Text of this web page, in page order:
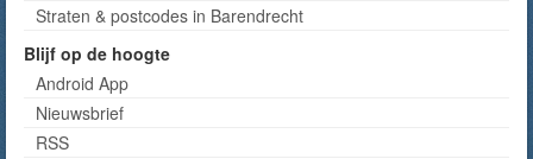
Straten & postcodes in Barendrecht
Blijf op de hoogte
Android App
Nieuwsbrief
RSS